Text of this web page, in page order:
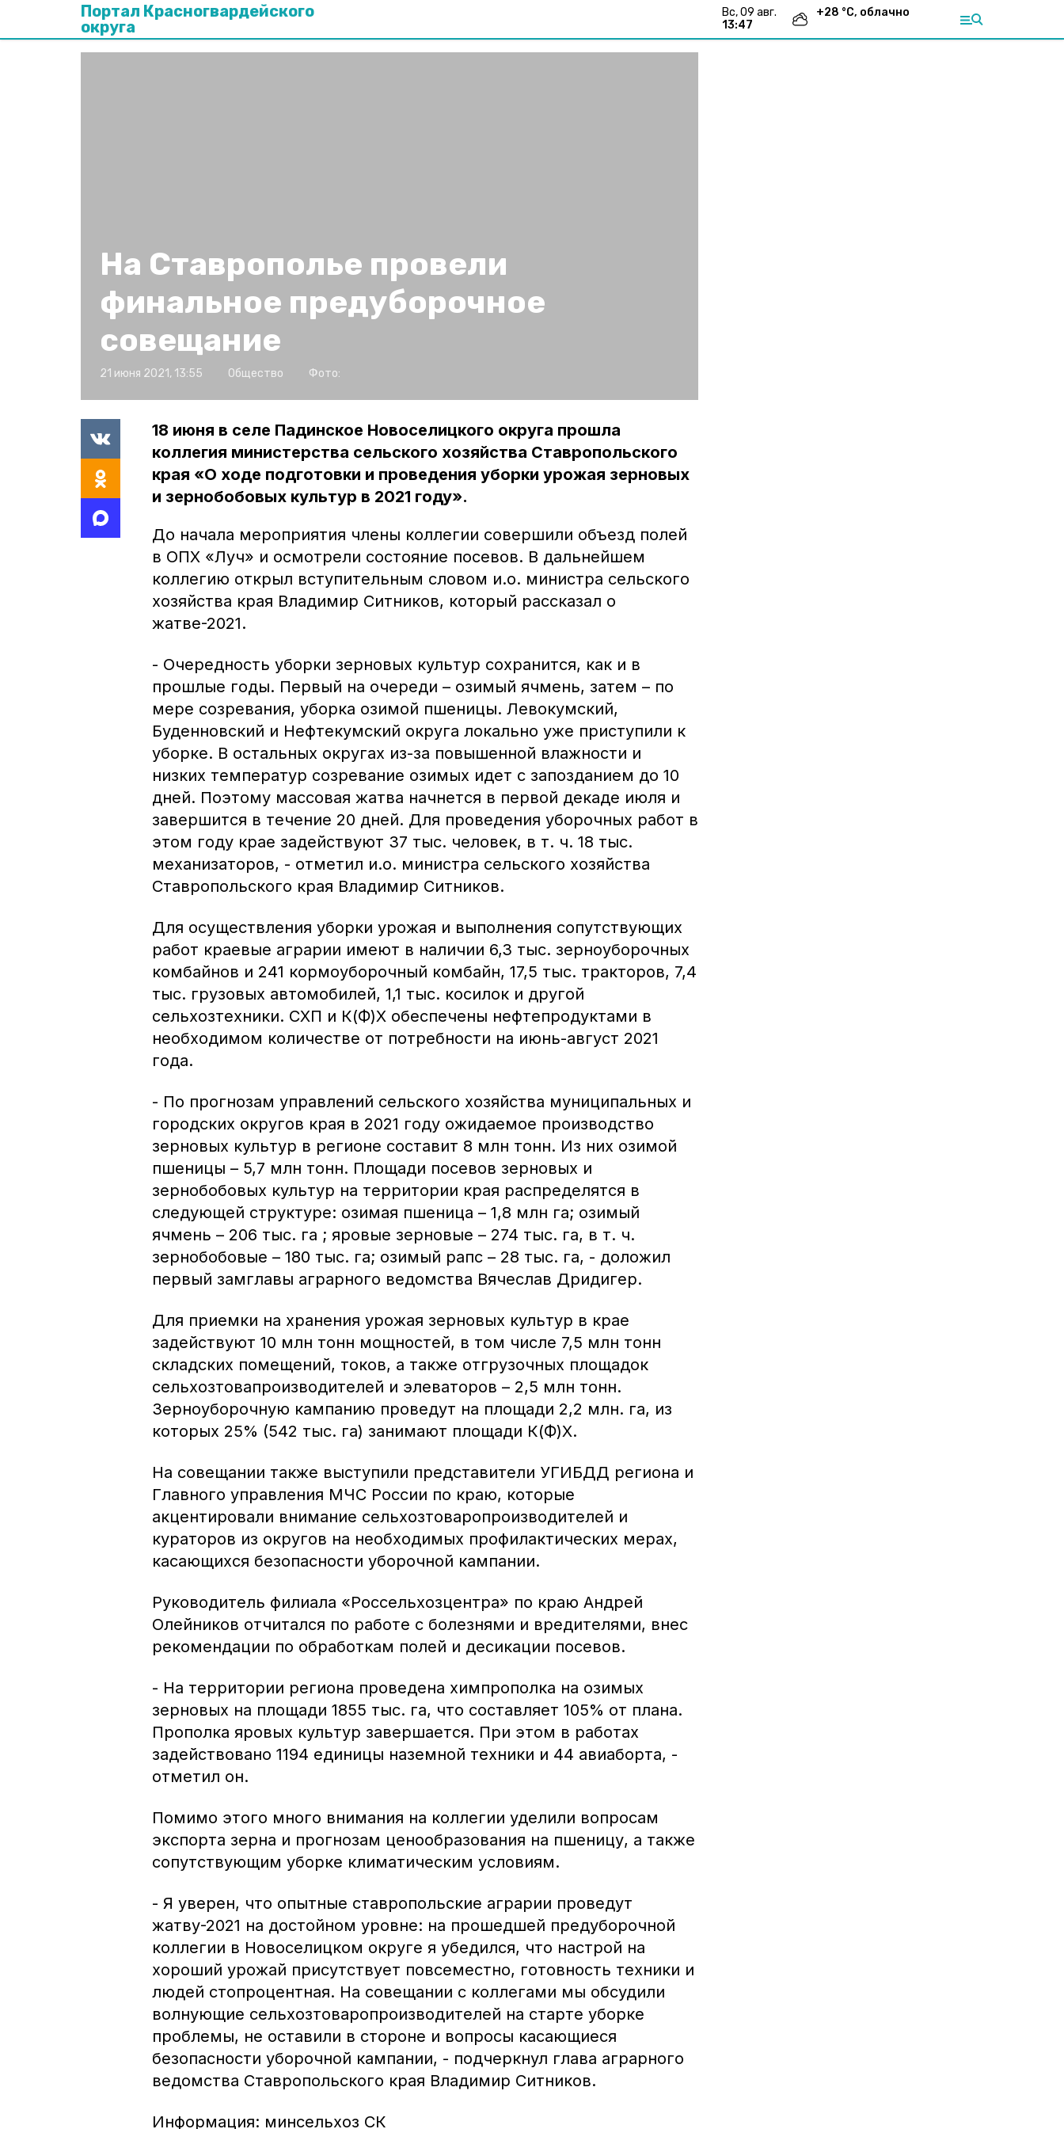
Портал Красногвардейского
округа
вс, 09 авг.
13:47
+28 °С, облачно
На Ставрополье провели
финальное предуборочное
совещание
21 июня 2021, 13:55 Общество Фото:
18 июня в селе Падинское Новоселицкого округа прошла
коллегия министерства сельского хозяйства Ставропольского
края «О ходе подготовки и проведения уборки урожая зерновых
и зернобобовых культур в 2021 году».
До начала мероприятия члены коллегии совершили объезд полей
в ОПХ «Луч» и осмотрели состояние посевов. В дальнейшем
коллегию открыл вступительным словом и.о. министра сельского
хозяйства края Владимир Ситников, который рассказал о
жатве-2021.
- Очередность уборки зерновых культур сохранится, как и в
прошлые годы. Первый на очереди – озимый ячмень, затем – по
мере созревания, уборка озимой пшеницы. Левокумский,
Буденновский и Нефтекумский округа локально уже приступили к
уборке. В остальных округах из-за повышенной влажности и
низких температур созревание озимых идет с запозданием до 10
дней. Поэтому массовая жатва начнется в первой декаде июля и
завершится в течение 20 дней. Для проведения уборочных работ в
этом году крае задействуют 37 тыс. человек, в т. ч. 18 тыс.
механизаторов, - отметил и.о. министра сельского хозяйства
Ставропольского края Владимир Ситников.
Для осуществления уборки урожая и выполнения сопутствующих
работ краевые аграрии имеют в наличии 6,3 тыс. зерноуборочных
комбайнов и 241 кормоуборочный комбайн, 17,5 тыс. тракторов, 7,4
тыс. грузовых автомобилей, 1,1 тыс. косилок и другой
сельхозтехники. СХП и К(Ф)Х обеспечены нефтепродуктами в
необходимом количестве от потребности на июнь-август 2021
года.
- По прогнозам управлений сельского хозяйства муниципальных и
городских округов края в 2021 году ожидаемое производство
зерновых культур в регионе составит 8 млн тонн. Из них озимой
пшеницы – 5,7 млн тонн. Площади посевов зерновых и
зернобобовых культур на территории края распределятся в
следующей структуре: озимая пшеница – 1,8 млн га; озимый
ячмень – 206 тыс. га ; яровые зерновые – 274 тыс. га, в т. ч.
зернобобовые – 180 тыс. га; озимый рапс – 28 тыс. га, - доложил
первый замглавы аграрного ведомства Вячеслав Дридигер.
Для приемки на хранения урожая зерновых культур в крае
задействуют 10 млн тонн мощностей, в том числе 7,5 млн тонн
складских помещений, токов, а также отгрузочных площадок
сельхозтовапроизводителей и элеваторов – 2,5 млн тонн.
Зерноуборочную кампанию проведут на площади 2,2 млн. га, из
которых 25% (542 тыс. га) занимают площади К(Ф)Х.
На совещании также выступили представители УГИБДД региона и
Главного управления МЧС России по краю, которые
акцентировали внимание сельхозтоваропроизводителей и
кураторов из округов на необходимых профилактических мерах,
касающихся безопасности уборочной кампании.
Руководитель филиала «Россельхозцентра» по краю Андрей
Олейников отчитался по работе с болезнями и вредителями, внес
рекомендации по обработкам полей и десикации посевов.
- На территории региона проведена химпрополка на озимых
зерновых на площади 1855 тыс. га, что составляет 105% от плана.
Прополка яровых культур завершается. При этом в работах
задействовано 1194 единицы наземной техники и 44 авиаборта, -
отметил он.
Помимо этого много внимания на коллегии уделили вопросам
экспорта зерна и прогнозам ценообразования на пшеницу, а также
сопутствующим уборке климатическим условиям.
- Я уверен, что опытные ставропольские аграрии проведут
жатву-2021 на достойном уровне: на прошедшей предуборочной
коллегии в Новоселицком округе я убедился, что настрой на
хороший урожай присутствует повсеместно, готовность техники и
людей стопроцентная. На совещании с коллегами мы обсудили
волнующие сельхозтоваропроизводителей на старте уборке
проблемы, не оставили в стороне и вопросы касающиеся
безопасности уборочной кампании, - подчеркнул глава аграрного
ведомства Ставропольского края Владимир Ситников.
Информация: минсельхоз СК